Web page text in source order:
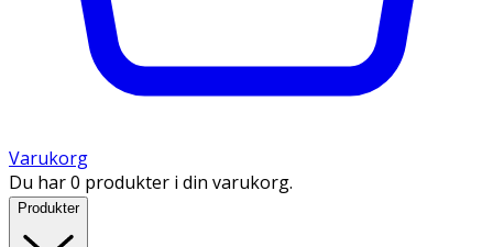
Varukorg
Du har 0 produkter i din varukorg.
Produkter